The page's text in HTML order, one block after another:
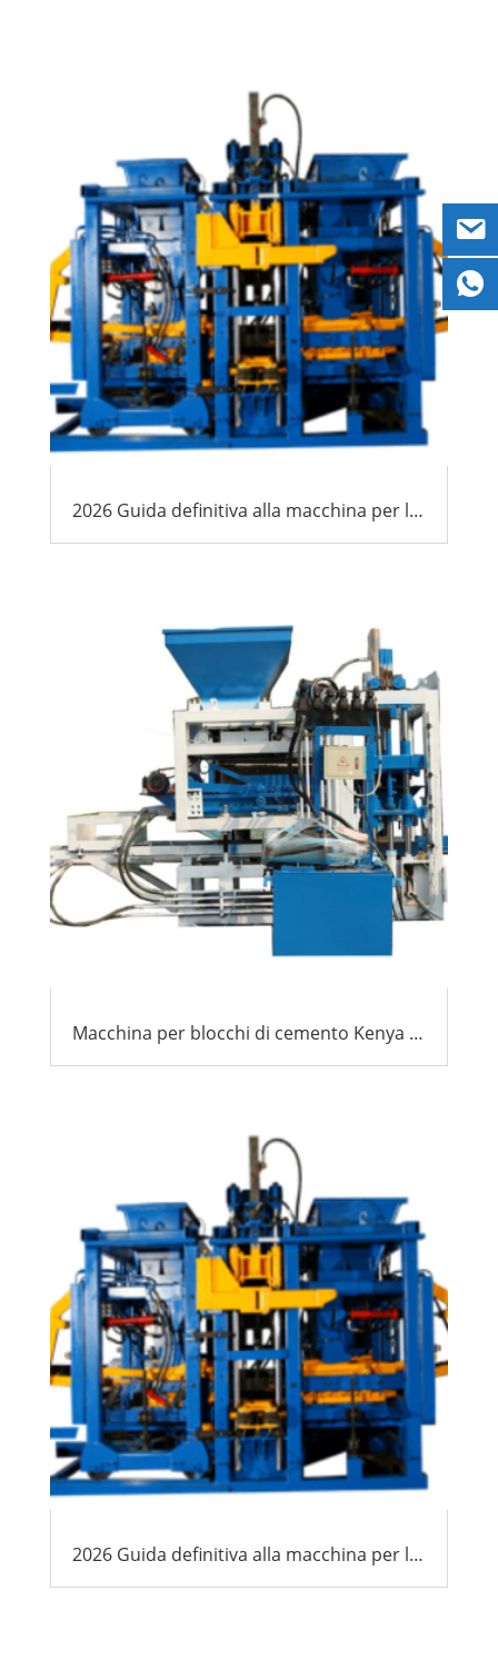
2026 Guida definitiva alla macchina per la produzione di blocchi Africa: Opportunità, Costi & Migliori pratiche per gli esportatori
Macchina per blocchi di cemento Kenya 2026: Una guida esperta per gli acquirenti internazionali & Agenti
2026 Guida definitiva alla macchina per la produzione di blocchi Africa: Costi, ROI & Selezione dei fornitori